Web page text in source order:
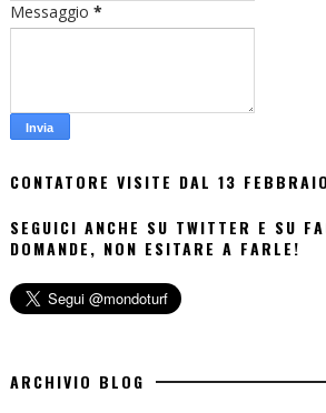
Messaggio *
CONTATORE VISITE DAL 13
SEGUICI ANCHE SU TWITTER E SU
DOMANDE, NON ESITARE A FARLE!
ARCHIVIO BLOG